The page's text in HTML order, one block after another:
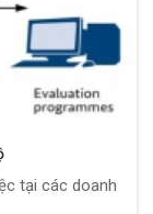
tại các doanh